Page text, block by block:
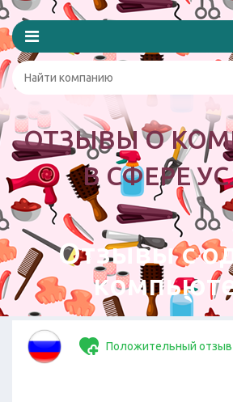
ОТЗЫВЫ О
В СФЕРЕ
Отзывы с
Положительный отзыв